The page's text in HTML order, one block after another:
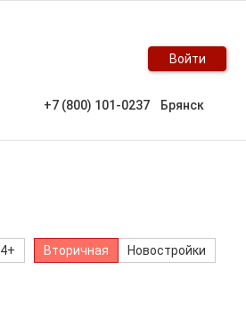
Войти
+7 (800) 101-0237 Брянск
4+ Вторичная Новостройки